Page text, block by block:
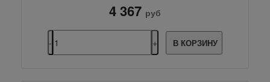
4 367 руб
В КОРЗИНУ